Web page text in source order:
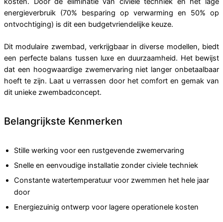
energieverbruik (70% besparing op verwarming en 50% op
ontvochtiging) is dit een budgetvriendelijke keuze.
Dit modulaire zwembad, verkrijgbaar in diverse modellen, biedt
een perfecte balans tussen luxe en duurzaamheid. Het bewijst
dat een hoogwaardige zwemervaring niet langer onbetaalbaar
hoeft te zijn. Laat u verrassen door het comfort en gemak van
dit unieke zwembadconcept.
Belangrijkste Kenmerken
Stille werking voor een rustgevende zwemervaring
Snelle en eenvoudige installatie zonder civiele techniek
Constante watertemperatuur voor zwemmen het hele jaar
door
Energiezuinig ontwerp voor lagere operationele kosten